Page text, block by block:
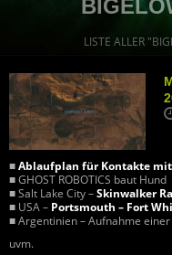
LISTE ALLER
■Ablaufplan für Kontakte
■ GHOST ROBOTICS baut Hund
■ Salt Lake City –Skinwalker
■ USA – Portsmouth – Fort
■ Argentinien – Aufnahme einer
uvm.